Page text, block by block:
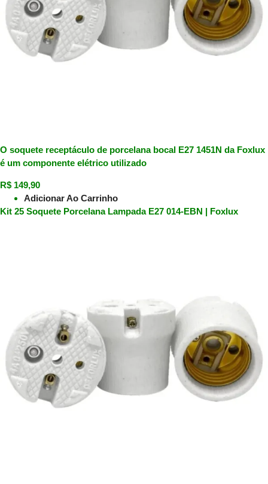
O soquete receptáculo de porcelana bocal E27 1451N da Foxlux
é um componente elétrico utilizado
R$ 149,90
Adicionar Ao Carrinho
Kit 25 Soquete Porcelana Lampada E27 014-EBN | Foxlux